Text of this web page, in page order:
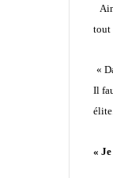
tout
«
Il
«